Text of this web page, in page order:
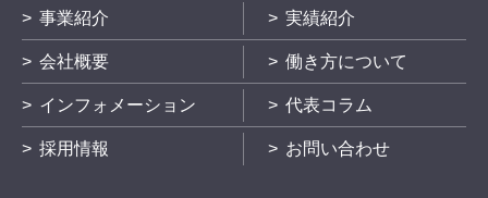
事業紹介 実績紹介
会社概要 働き方について
インフォメーション 代表コラム
採用情報 お問い合わせ